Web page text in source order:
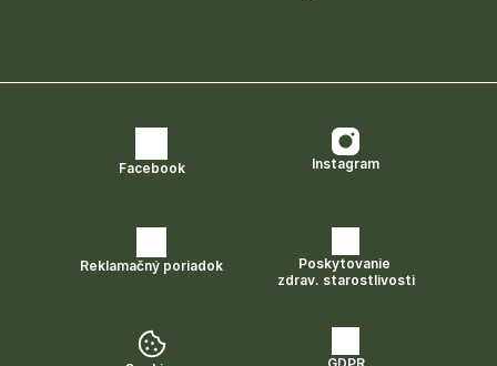
Facebook Instagram
Reklamačný poriadok
Poskytovanie
zdrav. starostlivosti